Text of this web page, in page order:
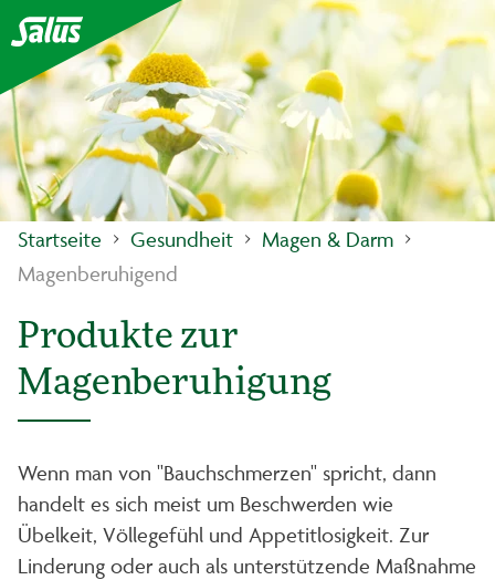
Startseite Gesundheit
Magen & Darm
Magenberuhigend
Produkte zur
Magenberuhigung
Wenn man von "Bauchschmerzen" spricht, dann
handelt es sich meist um Beschwerden wie
Übelkeit, Völlegefühl und Appetitlosigkeit. Zur
Linderung oder auch als unterstützende Maßnahme